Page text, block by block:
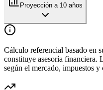
Proyección a 10 años
Cálculo referencial basado en
constituye asesoría financiera.
según el mercado, impuestos